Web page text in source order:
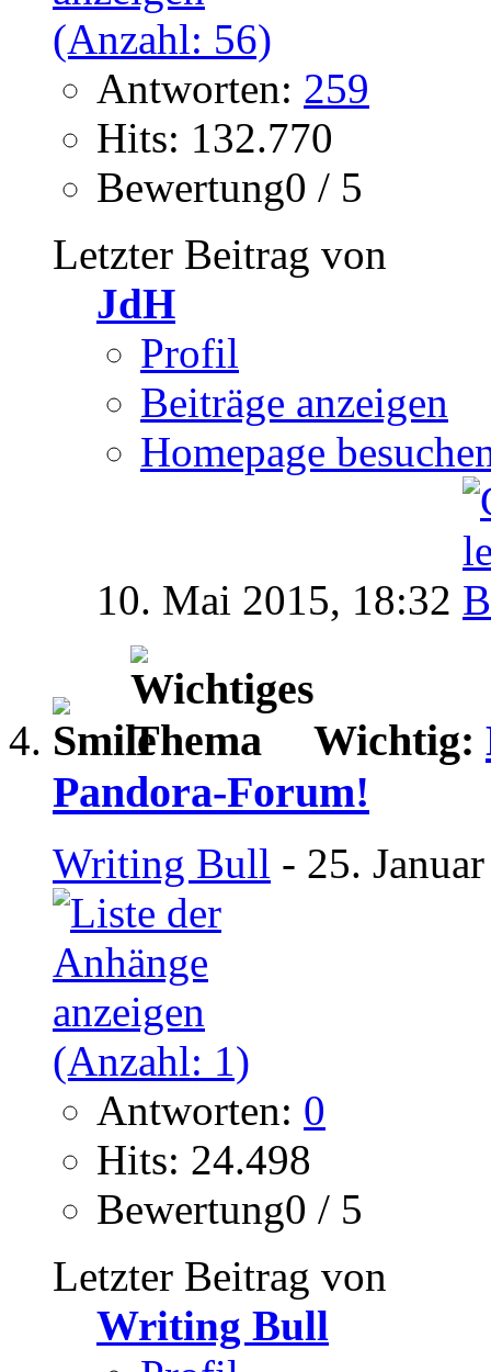
Antworten: 259
Hits: 132.770
Bewertung0 / 5
Letzter Beitrag von
JdH
Profil
Beiträge anzeigen
Homepage
10. Mai 2015, 18:32
Wichtig:
Pandora-Forum!
Writing Bull - 25.
Antworten: 0
Hits: 24.498
Bewertung0 / 5
Letzter Beitrag von
Writing Bull